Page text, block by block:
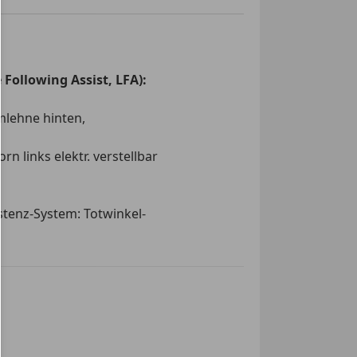
Zentralverriegelung
Assist, LFA):
hinten,
links elektr. verstellbar
System: Totwinkel-
Funktion:
My Privat Locker:
vernetzt
System: Fahrspur-